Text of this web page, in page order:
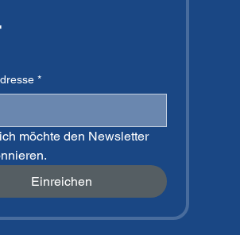
*
möchte den Newsletter
Einreichen